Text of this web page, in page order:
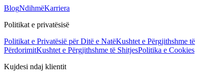
BlogNdihmëKarriera
Politikat e privatësisë
Politikat e Privatësië për Ditë e NatëKushtet e Përgjithshme të
PërdorimitKushtet e Përgjithshme të ShitjesPolitika e Cookies
Kujdesi ndaj klientit